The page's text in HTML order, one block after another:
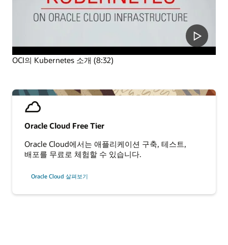
Oracle Cloud Free Tier
Oracle Cloud에서는 애플리케이션 구축, 테스트,
배포를 무료로 체험할 수 있습니다.
Oracle Cloud 살펴보기
OCI의 Kubernetes 소개 (8:32)